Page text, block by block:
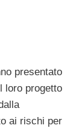
presentato
loro progetto
ai rischi per